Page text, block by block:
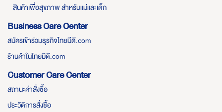
สินค้าเพื่อสุขภาพ สำหรับแม่และเด็ก
Business Care Center
สมัครเข้าร่วมธุรกิจไทยมีดี.com
ร้านค้าในไทยมีดี.com
Customer Care Center
สถานะคำสั่งซื้อ
ประวัติการสั่งซื้อ